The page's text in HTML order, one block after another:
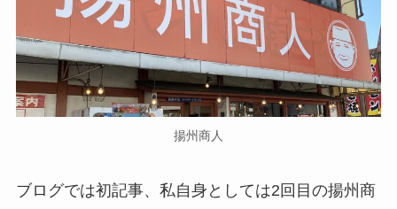
揚州商人
ブログでは初記事、私自身としては2回目の揚州商